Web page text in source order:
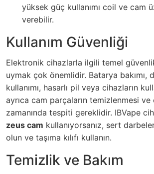
yüksek güç kullanımı coil ve cam
verebilir.
Kullanım Güvenliği
Elektronik cihazlarla ilgili temel
uymak çok önemlidir. Batarya bakımı,
kullanımı, hasarlı pil veya cihazların
ayrıca cam parçaların temizlenmesi ve
zamanında tespiti gereklidir. IBVape
zeus cam kullanıyorsanız, sert
olun ve taşıma kılıfı kullanın.
Temizlik ve Bakım